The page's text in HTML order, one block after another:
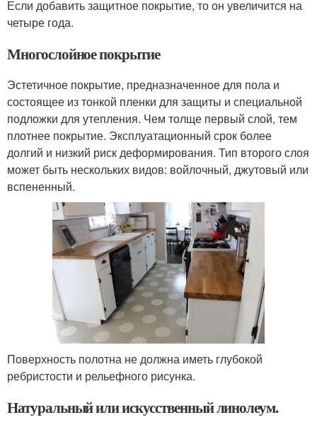
Если добавить защитное покрытие, то он увеличится на
четыре года.
Многослойное покрытие
Эстетичное покрытие, предназначенное для пола и
состоящее из тонкой пленки для защиты и специальной
подложки для утепления. Чем толще первый слой, тем
плотнее покрытие. Эксплуатационный срок более
долгий и низкий риск деформирования. Тип второго слоя
может быть нескольких видов: войлочный, джутовый или
вспененный.
Поверхность полотна не должна иметь глубокой
ребристости и рельефного рисунка.
Натуральный или искусственный линолеум.